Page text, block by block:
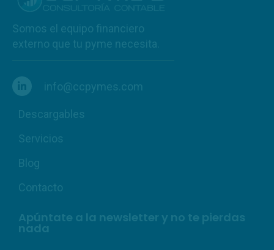
Somos el equipo financiero
externo que tu pyme necesita.
info@ccpymes.com
Descargables
Servicios
Blog
Contacto
Apúntate a la newsletter y no te pierdas
nada